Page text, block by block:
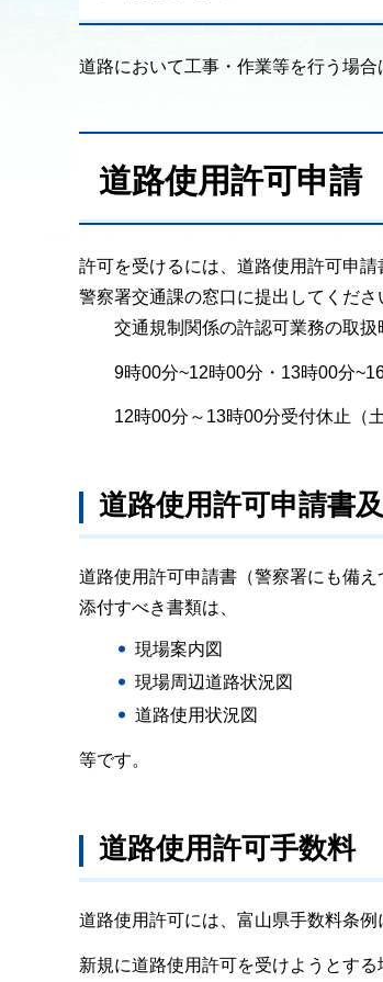
道路において工事・作業等を行う場
道路使用許可申請
許可を受けるには、道路使用許可申
警察署交通課の窓口に提出してくださ
交通規制関係の許認可業務の取扱
9時00分~12時00分・13時00分
12時00分～13時00分受付休止（土
道路使用許可申請書
道路使用許可申請書（警察署にも備
添付すべき書類は、
現場案内図
現場周辺道路状況図
道路使用状況図
等です。
道路使用許可手数料
道路使用許可には、富山県手数料条例
新規に道路使用許可を受けようとする